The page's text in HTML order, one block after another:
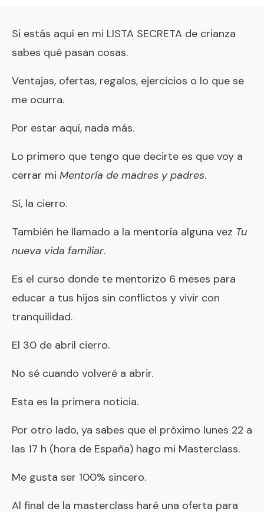
Si estás aquí en mi LISTA SECRETA de crianza
sabes qué pasan cosas.
Ventajas, ofertas, regalos, ejercicios o lo que se
me ocurra.
Por estar aquí, nada más.
Lo primero que tengo que decirte es que voy a
cerrar mi Mentoría de madres y padres.
Sí, la cierro.
También he llamado a la mentoría alguna vez Tu
nueva vida familiar.
Es el curso donde te mentorizo 6 meses para
educar a tus hijos sin conflictos y vivir con
tranquilidad.
El 30 de abril cierro.
No sé cuando volveré a abrir.
Esta es la primera noticia.
Por otro lado, ya sabes que el próximo lunes 22 a
las 17 h (hora de España) hago mi Masterclass.
Me gusta ser 100% sincero.
Al final de la masterclass haré una oferta para